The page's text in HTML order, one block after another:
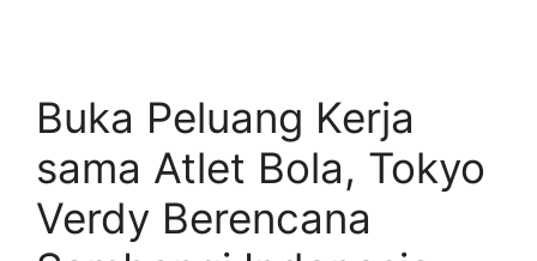
Buka Peluang Kerja
sama Atlet Bola, Tokyo
Verdy Berencana